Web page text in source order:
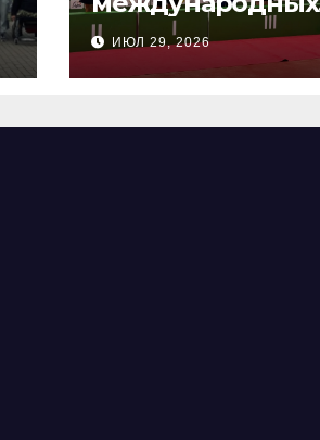
соревнованиях
настольного
тенниса ПОДА
ИЮЛ 29, 2026